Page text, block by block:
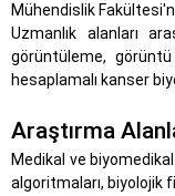
Mühendislik
Uzmanlık alanları
görüntüleme,
hesaplamalı kanser
Araştırma
Medikal ve
algoritmaları, biyolojik